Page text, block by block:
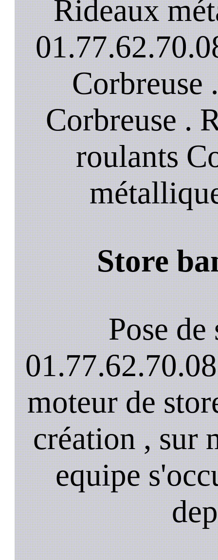
Rideaux
Corbreuse
Corbreuse .
roulants
Store
Pose de
moteur de
création , sur
equipe